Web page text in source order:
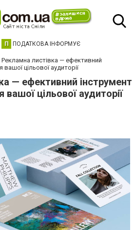
П ПОДАТКОВА ІНФОРМУЄ
Рекламна листівка — ефективний
цільової аудиторії
— ефективний інструмент
цільової аудиторії